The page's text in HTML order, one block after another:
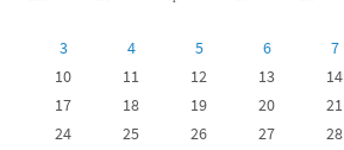
3
4 5 6 7
10
11 12 13 14
17
18 19 20 21
24
25 26 27 28